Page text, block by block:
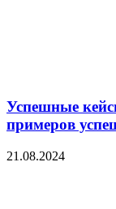
Успешные
примеров
21.08.2024